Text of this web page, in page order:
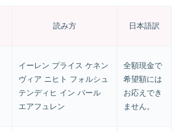
読み方 日本語訳
イーレン プライス ケネン
ヴィア ニヒト フォルシュ
テンディヒ イン バール
エアフュレン
全額現金で
希望額には
お応えでき
ません。